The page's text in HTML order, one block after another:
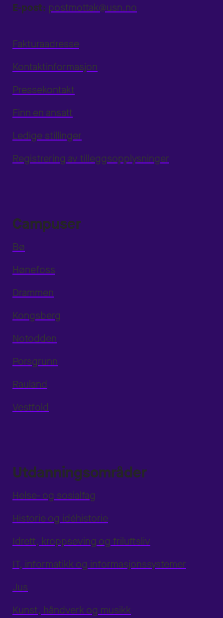
E-post: postmottak@usn.no
Fakturaadresse
Kontaktinformasjon
Pressekontakt
Finn en ansatt
Ledige stillinger
Registrering av tilleggsopplysninger
Campuser
Bø
Hønefoss
Drammen
Kongsberg
Notodden
Porsgrunn
Rauland
Vestfold
Utdanningsområder
Helse- og sosialfag
Historie og idéhistorie
Idrett, kroppsøving og friluftsliv
IT, informatikk og informasjonssystemer
Jus
Kunst, håndverk og musikk